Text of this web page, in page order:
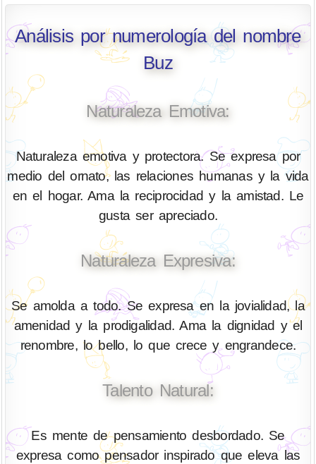
Análisis por numerología del nombre
Buz
Naturaleza Emotiva:
Naturaleza emotiva y protectora. Se expresa por
medio del ornato, las relaciones humanas y la vida
en el hogar. Ama la reciprocidad y la amistad. Le
gusta ser apreciado.
Naturaleza Expresiva:
Se amolda a todo. Se expresa en la jovialidad, la
amenidad y la prodigalidad. Ama la dignidad y el
renombre, lo bello, lo que crece y engrandece.
Talento Natural:
Es mente de pensamiento desbordado. Se
expresa como pensador inspirado que eleva las